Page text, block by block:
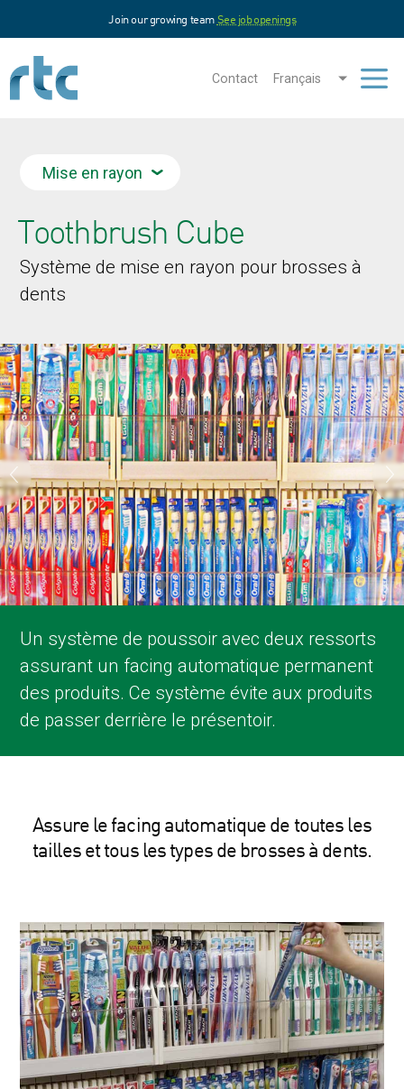
principal
Join our growing team See job openings
Contact Français
Mise en rayon
Toothbrush Cube
Système de mise en rayon pour brosses à
dents
Un système de poussoir avec deux ressorts
assurant un facing automatique permanent
des produits. Ce système évite aux produits
de passer derrière le présentoir.
Facile à reconfigurer pour accueillir les
emballages individuels, les packs de
plusieurs produits et les brosses à dents
électriques.
Une présentation de produits élégante et
organisée.
Le système pour brosses à dents est
empilable et requiert moins d’espace vertical
dans le planogramme.
Assure le facing automatique de toutes les
tailles et tous les types de brosses à dents.